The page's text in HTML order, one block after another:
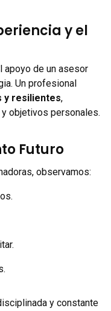
y el
apoyo de un asesor
Un profesional
y resilientes,
objetivos personales.
Futuro
observamos:
y constante